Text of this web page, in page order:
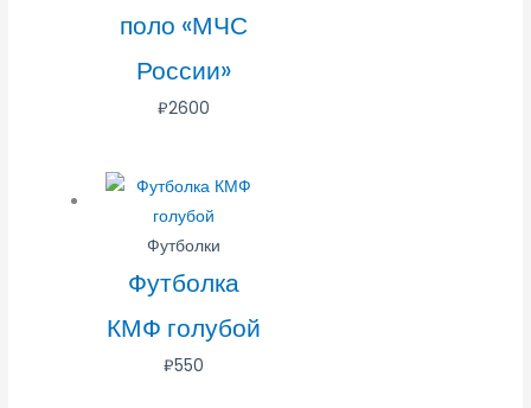
поло «МЧС
России»
₽2600
Футболки
Футболка
КМФ голубой
₽550